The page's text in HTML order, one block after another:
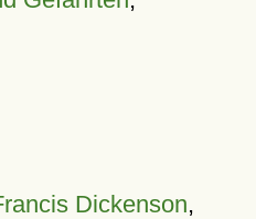
Dickenson,